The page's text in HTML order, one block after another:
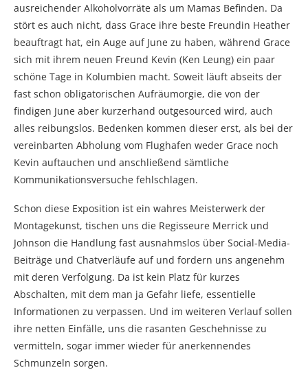
ausreichender Alkoholvorräte als um Mamas Befinden. Da
stört es auch nicht, dass Grace ihre beste Freundin Heather
beauftragt hat, ein Auge auf June zu haben, während Grace
sich mit ihrem neuen Freund Kevin (Ken Leung) ein paar
schöne Tage in Kolumbien macht. Soweit läuft abseits der
fast schon obligatorischen Aufräumorgie, die von der
findigen June aber kurzerhand outgesourced wird, auch
alles reibungslos. Bedenken kommen dieser erst, als bei der
vereinbarten Abholung vom Flughafen weder Grace noch
Kevin auftauchen und anschließend sämtliche
Kommunikationsversuche fehlschlagen.
Schon diese Exposition ist ein wahres Meisterwerk der
Montagekunst, tischen uns die Regisseure Merrick und
Johnson die Handlung fast ausnahmslos über Social-Media-
Beiträge und Chatverläufe auf und fordern uns angenehm
mit deren Verfolgung. Da ist kein Platz für kurzes
Abschalten, mit dem man ja Gefahr liefe, essentielle
Informationen zu verpassen. Und im weiteren Verlauf sollen
ihre netten Einfälle, uns die rasanten Geschehnisse zu
vermitteln, sogar immer wieder für anerkennendes
Schmunzeln sorgen.